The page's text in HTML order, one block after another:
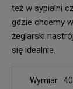
też w sypialni
gdzie chcemy
żeglarski
się idealnie.
Wymiar